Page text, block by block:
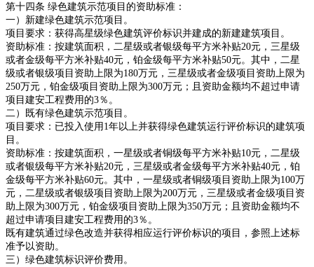
第十四条 绿色建筑示范项目的资助标准：
一）新建绿色建筑示范项目。
项目要求：获得高星级绿色建筑评价标识并建成的新建建筑项目。
资助标准：按建筑面积，二星级或者银级每平方米补贴20元，三星级
或者金级每平方米补贴40元，铂金级每平方米补贴50元。其中，二星
级或者银级项目资助上限为180万元，三星级或者金级项目资助上限为
250万元，铂金级项目资助上限为300万元；且资助金额均不超过申请
项目建安工程费用的3％。
二）既有绿色建筑示范项目。
项目要求：已投入使用1年以上并获得绿色建筑运行评价标识的建筑项
目。
资助标准：按建筑面积，一星级或者铜级每平方米补贴10元，二星级
或者银级每平方米补贴20元，三星级或者金级每平方米补贴40元，铂
金级每平方米补贴60元。其中，一星级或者铜级项目资助上限为100万
元，二星级或者银级项目资助上限为200万元，三星级或者金级项目资
助上限为300万元，铂金级项目资助上限为350万元；且资助金额均不
超过申请项目建安工程费用的3％。
既有建筑通过绿色改造并获得相应运行评价标识的项目，参照上述标
准予以资助。
三）绿色建筑标识评价费用。